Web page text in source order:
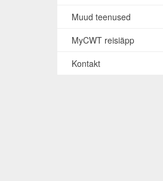
Muud teenused
MyCWT reisiäpp
Kontakt